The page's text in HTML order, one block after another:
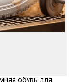
обувь для